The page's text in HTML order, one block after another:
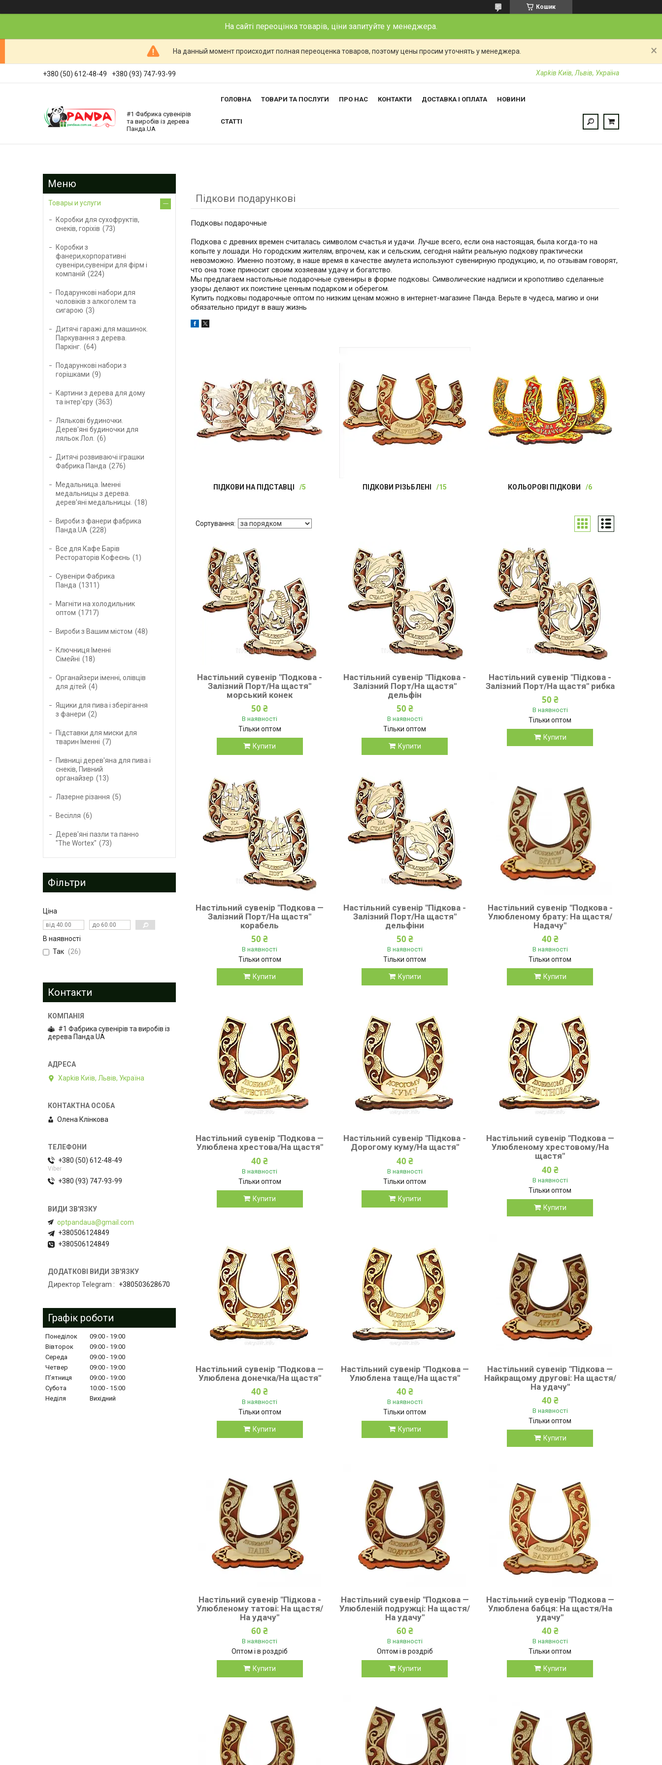
Кошик
На сайті переоцінка товарів, ціни запитуйте у менеджера.
На данный момент происходит полная переоценка товаров, поэтому цены просим уточнять у менеджера.
+380 (50) 612-48-49 +380 (93) 747-93-99 Харkiв Київ, Львів, Україна
#1 Фабрика сувенірів
та виробів із дерева
Панда.UA
ГОЛОВНА ТОВАРИ ТА ПОСЛУГИ ПРО НАС КОНТАКТИ ДОСТАВКА І ОПЛАТА НОВИНИ
СТАТТІ
Підкови подарункові
Подковы подарочные
Подкова с древних времен считалась символом счастья и удачи. Лучше всего, если она настоящая, была когда-то на
копыте у лошади. Но городским жителям, впрочем, как и сельским, сегодня найти реальную подкову практически
невозможно. Именно поэтому, в наше время в качестве амулета используют сувенирную продукцию, и, по отзывам говорят,
что она тоже приносит своим хозяевам удачу и богатство.
Мы предлагаем настольные подарочные сувениры в форме подковы. Символические надписи и кропотливо сделанные
узоры делают их поистине ценным подарком и оберегом.
Купить подковы подарочные оптом по низким ценам можно в интернет-магазине Панда. Верьте в чудеса, магию и они
обязательно придут в вашу жизнь
ПІДКОВИ НА ПІДСТАВЦІ 5 ПІДКОВИ РІЗЬБЛЕНІ 15 КОЛЬОРОВІ ПІДКОВИ 6
Настільний сувенір "Подкова -
Залізний Порт/На щастя"
морський конек
50 ₴
В наявності
Тільки оптом
Купити
Настільний сувенір "Підкова -
Залізний Порт/На щастя"
дельфін
50 ₴
В наявності
Тільки оптом
Купити
Настільний сувенір "Підкова -
Залізний Порт/На щастя" рибка
50 ₴
В наявності
Тільки оптом
Купити
Настільний сувенір "Подкова —
Залізний Порт/На щастя"
корабель
50 ₴
В наявності
Тільки оптом
Купити
Настільний сувенір "Підкова -
Залізний Порт/На щастя"
дельфіни
50 ₴
В наявності
Тільки оптом
Купити
Настільний сувенір "Подкова -
Улюбленому брату: На щастя/
Надачу"
40 ₴
В наявності
Тільки оптом
Купити
Настільний сувенір "Подкова —
Улюблена хрестова/На щастя"
40 ₴
В наявності
Тільки оптом
Купити
Настільний сувенір "Підкова -
Дорогому куму/На щастя"
40 ₴
В наявності
Тільки оптом
Купити
Настільний сувенір "Подкова —
Улюбленому хрестовому/На
щастя"
40 ₴
В наявності
Тільки оптом
Купити
Настільний сувенір "Подкова —
Улюблена донечка/На щастя"
40 ₴
В наявності
Тільки оптом
Купити
Настільний сувенір "Подкова —
Улюблена таще/На щастя"
40 ₴
В наявності
Тільки оптом
Купити
Настільний сувенір "Підкова —
Найкращому другові: На щастя/
На удачу"
40 ₴
В наявності
Тільки оптом
Купити
Настільний сувенір "Підкова -
Улюбленому татові: На щастя/
На удачу"
60 ₴
В наявності
Оптом і в роздріб
Купити
Настільний сувенір "Подкова —
Улюбленій подружці: На щастя/
На удачу"
60 ₴
В наявності
Оптом і в роздріб
Купити
Настільний сувенір "Подкова —
Улюблена бабця: На щастя/На
удачу"
40 ₴
В наявності
Тільки оптом
Купити
Товары и услуги
Коробки для сухофруктів,
снеків, горіхів
73
Коробки з
фанери,корпоративні
сувеніри,сувеніри для фірм і
компаній
224
Подарункові набори для
чоловіків з алкоголем та
сигарою
3
Дитячі гаражі для машинок.
Паркування з дерева.
Паркінг.
64
Подарункові набори з
горішками
9
Картини з дерева для дому
та інтер'єру
363
Лялькові будиночки.
Дерев'яні будиночки для
ляльок Лол.
6
Дитячі розвиваючі іграшки
Фабрика Панда
276
Медальница. Іменні
медальницы з дерева.
дерев'яні медальницы.
18
Вироби з фанери фабрика
Панда.UA
228
Все для Кафе Барів
Рестораторів Кофеєнь
1
Сувеніри Фабрика
Панда
1311
Магніти на холодильник
оптом
1717
Вироби з Вашим містом 48
Ключниця Іменні
Сімейні
18
Органайзери іменні, олівців
для дітей
4
Ящики для пива і зберігання
з фанери
2
Підставки для миски для
тварин Іменні
7
Пивниці дерев'яна для пива і
снеків, Пивний
органайзер
13
Лазерне різання 5
Весілля 6
Дерев'яні пазли та панно
"The Wortex"
73
Фільтри
Ціна
В наявності
Так
26
Контакти
#1 Фабрика сувенірів та виробів із
дерева Панда.UA
Харkiв Київ, Львів, Україна
Олена Клiнкова
+380 (50) 612-48-49
Viber
+380 (93) 747-93-99
optpandaua@gmail.com
+380506124849
+380506124849
Директор Telegram +380503628670
Графік роботи
Понеділок 09:00
19:00
Вівторок
09:00
19:00
Середа
09:00
19:00
Четвер
09:00
19:00
Пʼятниця
09:00
19:00
Субота
10:00
15:00
Неділя
Вихідний